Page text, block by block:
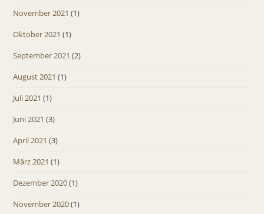
November 2021 (1)
Oktober 2021 (1)
September 2021 (2)
August 2021 (1)
Juli 2021 (1)
Juni 2021 (3)
April 2021 (3)
März 2021 (1)
Dezember 2020(1)
November 2020(1)